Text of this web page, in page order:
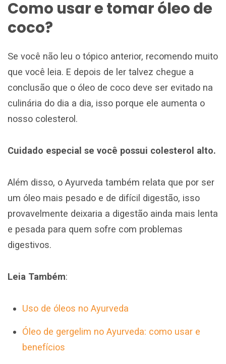
Como usar e tomar óleo de
coco?
Se você não leu o tópico anterior, recomendo muito
que você leia. E depois de ler talvez chegue a
conclusão que o óleo de coco deve ser evitado na
culinária do dia a dia, isso porque ele aumenta o
nosso colesterol.
Cuidado especial se você possui colesterol alto.
Além disso, o Ayurveda também relata que por ser
um óleo mais pesado e de difícil digestão, isso
provavelmente deixaria a digestão ainda mais lenta
e pesada para quem sofre com problemas
digestivos.
Leia Também:
Uso de óleos no Ayurveda
Óleo de gergelim no Ayurveda: como usar e
benefícios